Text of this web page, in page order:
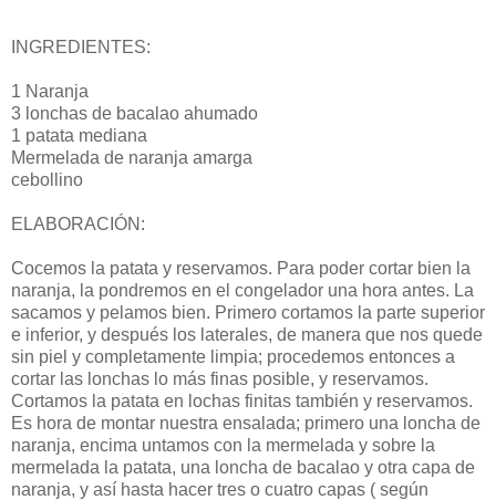
INGREDIENTES:
1 Naranja
3 lonchas de bacalao ahumado
1 patata mediana
Mermelada de naranja amarga
cebollino
ELABORACIÓN:
Cocemos la patata y reservamos. Para poder cortar bien la
naranja, la pondremos en el congelador una hora antes. La
sacamos y pelamos bien. Primero cortamos la parte superior
e inferior, y después los laterales, de manera que nos quede
sin piel y completamente limpia; procedemos entonces a
cortar las lonchas lo más finas posible, y reservamos.
Cortamos la patata en lochas finitas también y reservamos.
Es hora de montar nuestra ensalada; primero una loncha de
naranja, encima untamos con la mermelada y sobre la
mermelada la patata, una loncha de bacalao y otra capa de
naranja, y así hasta hacer tres o cuatro capas ( según